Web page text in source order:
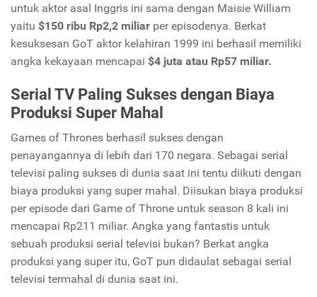
untuk aktor asal Inggris ini sama dengan Maisie William
yaitu $150 ribu Rp2,2 miliar per episodenya. Berkat
kesuksesan GoT aktor kelahiran 1999 ini berhasil memiliki
angka kekayaan mencapai $4 juta atau Rp57 miliar.
Serial TV Paling Sukses dengan Biaya
Produksi Super Mahal
Games of Thrones berhasil sukses dengan
penayangannya di lebih dari 170 negara. Sebagai serial
televisi paling sukses di dunia saat ini tentu diikuti dengan
biaya produksi yang super mahal. Diisukan biaya produksi
per episode dari Game of Throne untuk season 8 kali ini
mencapai Rp211 miliar. Angka yang fantastis untuk
sebuah produksi serial televisi bukan? Berkat angka
produksi yang super itu, GoT pun didaulat sebagai serial
televisi termahal di dunia saat ini.